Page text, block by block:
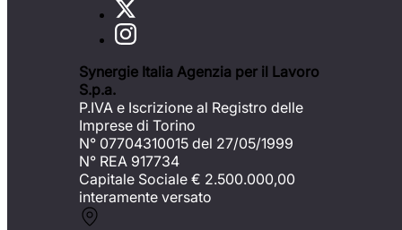
Synergie Italia Agenzia per il Lavoro
S.p.a.
P.IVA e Iscrizione al Registro delle
Imprese di Torino
N° 07704310015 del 27/05/1999
N° REA 917734
Capitale Sociale € 2.500.000,00
interamente versato